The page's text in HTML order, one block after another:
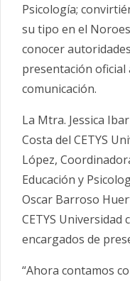
Psicología;
su tipo en el
conocer
presentación oficial
comunicación.
La Mtra. Jessica
Costa del CETYS
López,
Educación y
Oscar Barroso
CETYS Universidad
encargados de
“Ahora contamos